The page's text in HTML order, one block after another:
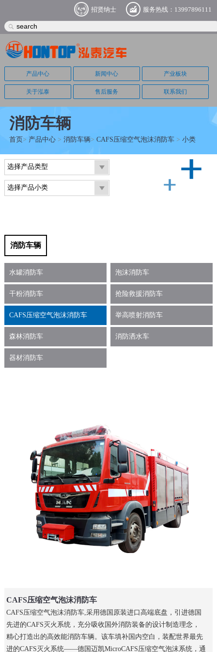
招贤纳士 服务热线：13997896111
产品中心 新闻中心 产业板块
关于泓泰 售后服务 联系我们
消防车辆
首页> 产品中心> 消防车辆> CAFS压缩空气泡沫消防车> 小类
选择产品类型
选择产品小类
消防车辆
水罐消防车 泡沫消防车
干粉消防车 抢险救援消防车
CAFS压缩空气泡沫消防车 举高喷射消防车
森林消防车 消防洒水车
器材消防车
CAFS压缩空气泡沫消防车
CAFS压缩空气泡沫消防车,采用德国原装进口高端底盘，引进德国
先进的CAFS灭火系统，充分吸收国外消防装备的设计制造理念，
精心打造出的高效能消防车辆。该车填补国内空白，装配世界最先
进的CAFS灭火系统——德国迈凯MicroCAFS压缩空气泡沫系统，通